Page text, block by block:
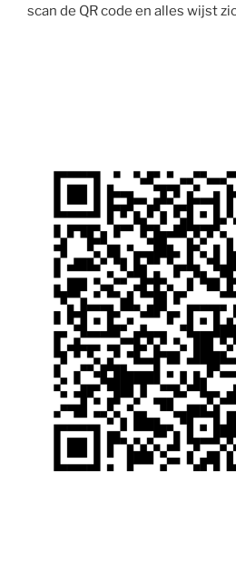
scan de QR code en alles wijst